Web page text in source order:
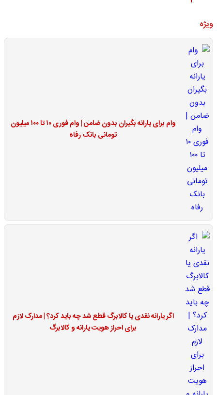
ویژه
وام برای یارانه بگیران بدون ضامن | وام فوری ۱۰ تا ۱۰۰ میلیون
تومانی بانک رفاه
اگر یارانه نقدی یا کالابرگ قطع شد چه باید کرد؟ | مدارک لازم
برای احراز هویت یارانه و کالابرگ